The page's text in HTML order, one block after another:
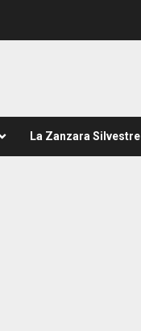
La Zanzara Silvestre